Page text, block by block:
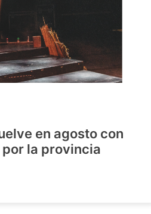
en agosto con
la provincia